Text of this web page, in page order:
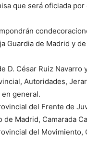
que será oficiada por
Guardia de Madrid y
D. César Ruiz Navarro
Autoridades,
general.
del Frente de
Madrid, Camarada
del Movimiento,